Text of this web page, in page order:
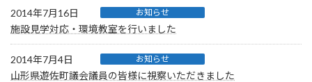
2014年7月16日 お知らせ
施設見学対応・環境教室を行いました
2014年7月4日 お知らせ
山形県遊佐町議会議員の皆様に視察いただきました